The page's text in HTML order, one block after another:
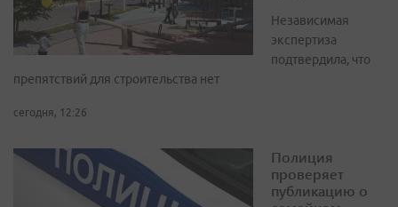
Независимая
экспертиза
подтвердила, что
препятствий для строительства нет
сегодня, 12:26
Полиция
проверяет
публикацию о